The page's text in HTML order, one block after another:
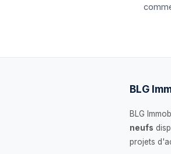
BLG
BLG
neufs
projets